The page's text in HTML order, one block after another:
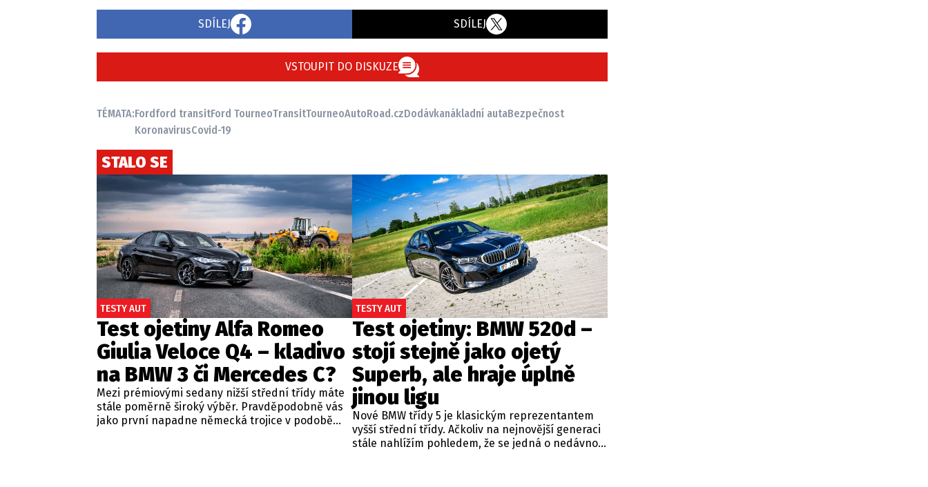
SDÍLEJ SDÍLEJ
VSTOUPIT DO DISKUZE
TÉMATA:Ford ford transitFord TourneoTransitTourneoAutoRoad.czDodávkanákladní autaBezpečnost
KoronavirusCovid-19
STALO SE
TESTY AUT
Test ojetiny Alfa Romeo
Giulia Veloce Q4 – kladivo
na BMW 3 či Mercedes C?
Mezi prémiovými sedany nižší střední třídy máte
stále poměrně široký výběr. Pravděpodobně vás
jako první napadne německá trojice v podobě
TESTY AUT
Test ojetiny: BMW 520d –
stojí stejně jako ojetý
Superb, ale hraje úplně
jinou ligu
Nové BMW třídy 5 je klasickým reprezentantem
vyšší střední třídy. Ačkoliv na nejnovější generaci
stále nahlížím pohledem, že se jedná o nedávno